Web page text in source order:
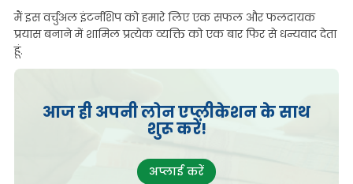
मैं इस वर्चुअल इंटर्नशिप को हमारे लिए एक सफल और फलदायक
प्रयास बनाने में शामिल प्रत्येक व्यक्ति को एक बार फिर से धन्यवाद देता
हूं.
आज ही अपनी लोन एप्लीकेशन के साथ
शुरू करें!
अप्लाई करें